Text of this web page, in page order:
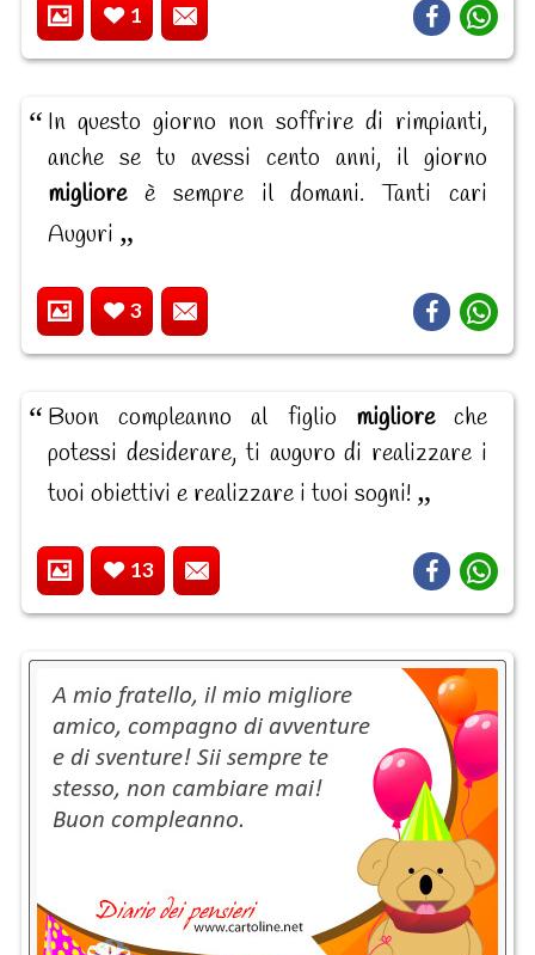
1
In questo giorno non soffrire di rimpianti,
anche se tu avessi cento anni, il giorno
miglioreè sempre il domani. Tanti cari
Auguri
3
Buon compleanno al figlio miglioreche
potessi desiderare, ti auguro di realizzare i
tuoi obiettivi e realizzare i tuoi sogni!
13